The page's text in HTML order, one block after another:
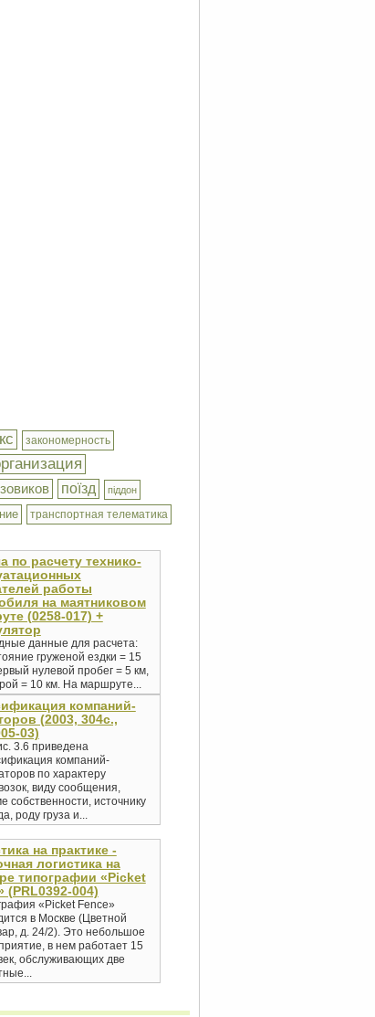
закономерность
поїзд піддон
транспортная телематика
по расчету технико-
работы
на маятниковом
(0258-017) +
данные для расчета:
груженой ездки = 15
нулевой пробег = 5 км,
= 10 км. На маршруте...
компаний-
(2003, 304с.,
03)
3.6 приведена
компаний-
по характеру
виду сообщения,
собственности, источнику
роду груза и...
на практике -
логистика на
типографии «Picket
(PRL0392-004)
«Picket Fence»
в Москве (Цветной
д. 24/2). Это небольшое
в нем работает 15
обслуживающих две